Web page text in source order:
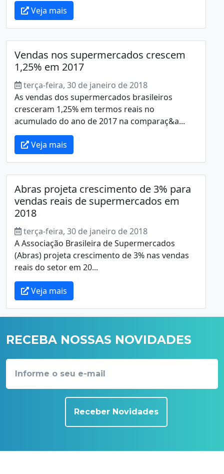
Veja mais
Vendas nos supermercados crescem
1,25% em 2017
terça-feira, 30 de janeiro de 2018
As vendas dos supermercados brasileiros
cresceram 1,25% em termos reais no
acumulado do ano de 2017 na comparaç&a...
Veja mais
Abras projeta crescimento de 3% para
vendas reais de supermercados em
2018
terça-feira, 30 de janeiro de 2018
A Associação Brasileira de Supermercados
(Abras) projeta crescimento de 3% nas vendas
reais do setor em 20...
Veja mais
RECEBA NOSSAS NOVIDADES
Receber Novidades